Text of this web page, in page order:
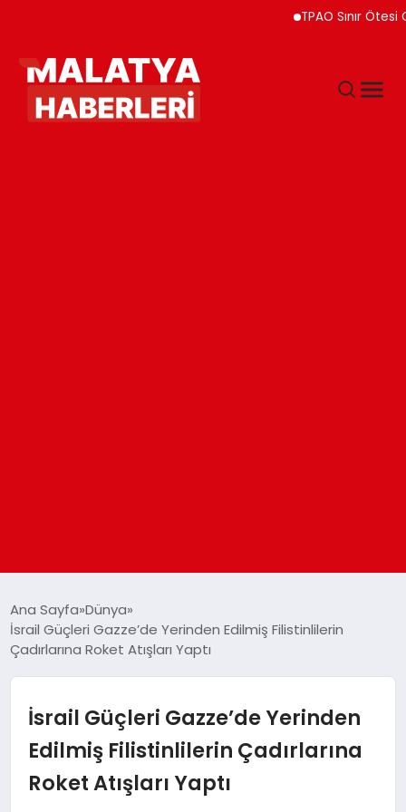
TPAO Sınır Ötesi
GÜNDEM
DÜNYA
EĞITIM
Ana Sayfa Dünya
İsrail Güçleri Gazze’de Yerinden Edilmiş Filistinlilerin
Çadırlarına Roket Atışları Yaptı
İsrail Güçleri Gazze’de Yerinden
Edilmiş Filistinlilerin Çadırlarına
Roket Atışları Yaptı